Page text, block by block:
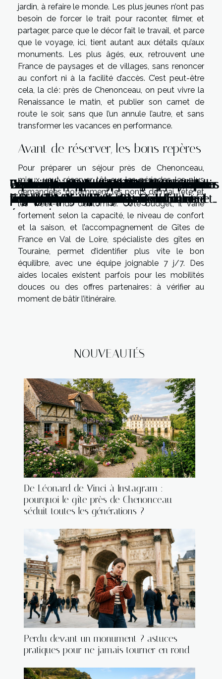
jardin, à refaire le monde. Les plus jeunes n’ont pas
besoin de forcer le trait pour raconter, filmer, et
partager, parce que le décor fait le travail, et parce
que le voyage, ici, tient autant aux détails qu’aux
monuments. Les plus âgés, eux, retrouvent une
France de paysages et de villages, sans renoncer
au confort ni à la facilité d’accès. C’est peut-être
cela, la clé : près de Chenonceau, on peut vivre la
Renaissance le matin, et publier son carnet de
route le soir, sans que l’un annule l’autre, et sans
transformer les vacances en performance.
Avant de réserver, les bons repères
Pour préparer un séjour près de Chenonceau,
mieux vaut réserver tôt sur les périodes les plus
demandées, notamment les ponts de mai, l’été, et
les week-ends d’automne. Côté budget, il varie
fortement selon la capacité, le niveau de confort
et la saison, et l’accompagnement de Gîtes de
France en Val de Loire, spécialiste des gîtes en
Touraine, permet d’identifier plus vite le bon
équilibre, avec une équipe joignable 7 j/7. Des
aides locales existent parfois pour les mobilités
douces ou des offres partenaires : à vérifier au
moment de bâtir l’itinéraire.
NOUVEAUTÉS
De Léonard de Vinci à Instagram :
pourquoi le gîte près de Chenonceau
séduit toutes les générations ?
Perdu devant un monument ? astuces
pratiques pour ne jamais tourner en rond
Perdu devant un monument ? astuces
pratiques pour ne jamais tourner en rond
Le slow travel change-t-il vraiment notre
perception des destinations ?
Comment optimiser votre budget lors de
voyages longue durée ?
Comment choisir une location de vacances
pour adultes seulement ?
Explorer les trésors cachés de la Sicile :
découvertes inattendues
Découvrir une Venise authentique :
comment échapper aux sentiers battus ?
Guide complet pour choisir son
hébergement idéal en voyage
Comment choisir un parking économique
proche d'un aéroport
Gastronomie et tradition à la découverte
des saveurs uniques de la Sicile
Découverte des meilleures adresses locales
par des passionnés
Weekend à Gap : le Château Le Beylon
vous ouvre ses portes !
Explorez les secrets cachés de San
Francisco pour un voyage inoubliable
Conseils pour planifier un circuit multi-îles
en Indonésie
Les secrets des transports en commun de
la grande ville : naviguer avec efficacité et
économie
Les meilleurs marchés de Noël à découvrir
à Budapest
Les meilleures destinations pour un séjour
linguistique enrichissant
Les meilleures excursions d'une journée au
départ d'Annecy à découvrir absolument
Les incontournables de Dinan pour un
week-end découverte
Les meilleures périodes de l'année pour
visiter Hourtin Médoc et ses environs
Les meilleurs parcs et jardins à visiter à
montpellier